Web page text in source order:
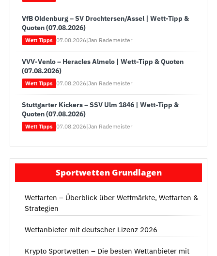
VfB Oldenburg – SV Drochtersen/Assel | Wett-Tipp &
Quoten (07.08.2026)
Wett Tipps 07.08.2026|Jan Rademeister
VVV-Venlo – Heracles Almelo | Wett-Tipp & Quoten
(07.08.2026)
Wett Tipps 07.08.2026|Jan Rademeister
Stuttgarter Kickers – SSV Ulm 1846 | Wett-Tipp &
Quoten (07.08.2026)
Wett Tipps 07.08.2026|Jan Rademeister
Sportwetten Grundlagen
Wettarten – Überblick über Wettmärkte, Wettarten &
Strategien
Wettanbieter mit deutscher Lizenz 2026
Krypto Sportwetten – Die besten Wettanbieter mit